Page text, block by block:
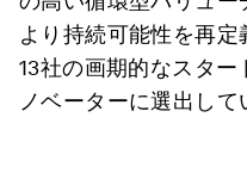
より持続可能性を再
13社の画期的なスタ
ノベーターに選出して